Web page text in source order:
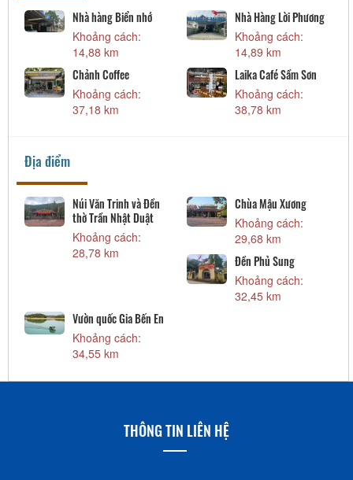
Nhà hàng Biển nhớ
Khoảng cách:
14,88 km
Nhà Hàng Lời Phương
Khoảng cách:
14,89 km
Chảnh Coffee
Khoảng cách:
37,18 km
Laika Café Sầm Sơn
Khoảng cách:
38,78 km
Địa điểm
Núi Văn Trinh và Đền
thờ Trần Nhật Duật
Khoảng cách:
28,78 km
Chùa Mậu Xương
Khoảng cách:
29,68 km
Đền Phủ Sung
Khoảng cách:
32,45 km
Vườn quốc Gia Bến En
Khoảng cách:
34,55 km
THÔNG TIN LIÊN HỆ